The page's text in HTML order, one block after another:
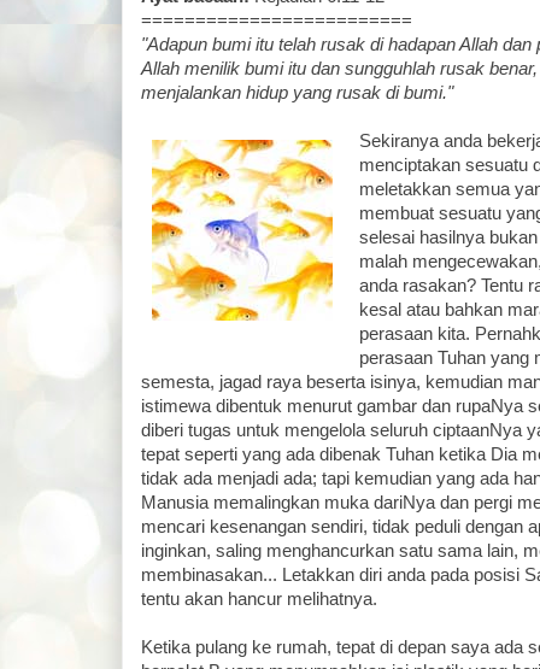
=========================
"Adapun bumi itu telah rusak di hadapan Allah
Allah menilik bumi itu dan sungguhlah rusak
menjalankan hidup yang rusak di bumi."
Sekiranya anda
menciptakan sesuatu
meletakkan semua
membuat sesuatu
selesai hasilnya
malah
anda rasakan? Tentu
kesal atau bahkan
perasaan kita.
perasaan Tuhan yang
semesta, jagad raya beserta isinya, kemudian
istimewa dibentuk menurut gambar dan rupaNya
diberi tugas untuk mengelola seluruh ciptaanNya
tepat seperti yang ada dibenak Tuhan ketika Dia
tidak ada menjadi ada; tapi kemudian yang ada
Manusia memalingkan muka dariNya dan pergi
mencari kesenangan sendiri, tidak peduli dengan
inginkan, saling menghancurkan satu sama lain,
membinasakan... Letakkan diri anda pada posisi
tentu akan hancur melihatnya.
Ketika pulang ke rumah, tepat di depan saya ada